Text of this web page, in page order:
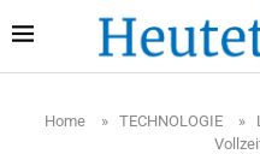
Home » TECHNOLOGIE »